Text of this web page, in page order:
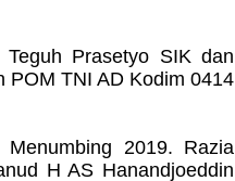
Prasetyo SIK dan
POM TNI AD Kodim 0414
2019. Razia
H AS Hanandjoeddin